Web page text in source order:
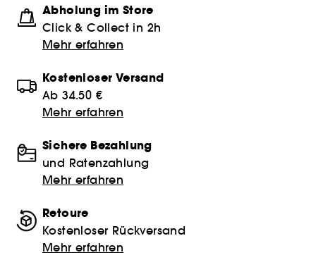
Abholung im Store
Click & Collect in 2h
Mehr erfahren
Kostenloser Versand
Ab 34.50 €
Mehr erfahren
Sichere Bezahlung
und Ratenzahlung
Mehr erfahren
Retoure
Kostenloser Rückversand
Mehr erfahren